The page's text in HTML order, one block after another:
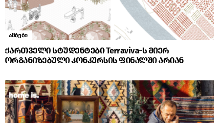
ამბები
ქართველი სტუდენტები Terraviva-ს მიერ
ორგანიზებული კონკურსის ფინალში არიან